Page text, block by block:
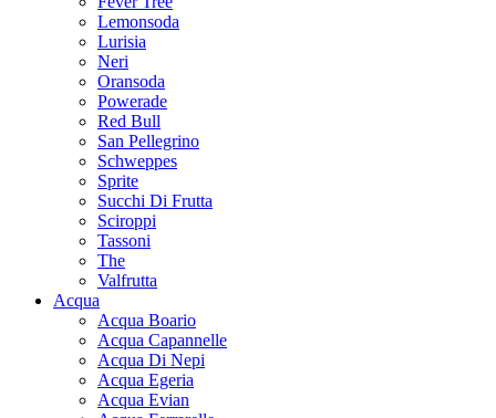
Lemonsoda
Lurisia
Neri
Oransoda
Powerade
Red Bull
San Pellegrino
Schweppes
Sprite
Succhi Di Frutta
Sciroppi
Tassoni
The
Valfrutta
Acqua
Acqua Boario
Acqua Capannelle
Acqua Di Nepi
Acqua Egeria
Acqua Evian